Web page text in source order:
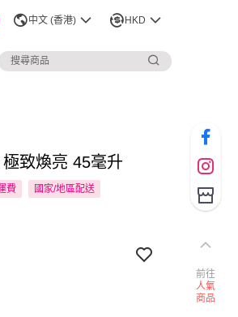
中文 (香港) HKD
致煥亮 45毫升
費 國家/地區配送
前往
人氣
商品